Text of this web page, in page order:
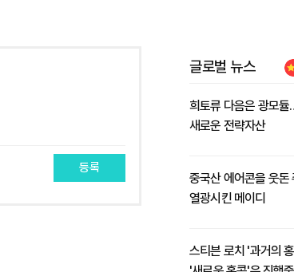
등록
글로벌 뉴스
희토류 다음은 광모
새로운 전략자산
중국산 에어콘을 웃돈
열광시킨 메이디
스티븐 로치 '과거의